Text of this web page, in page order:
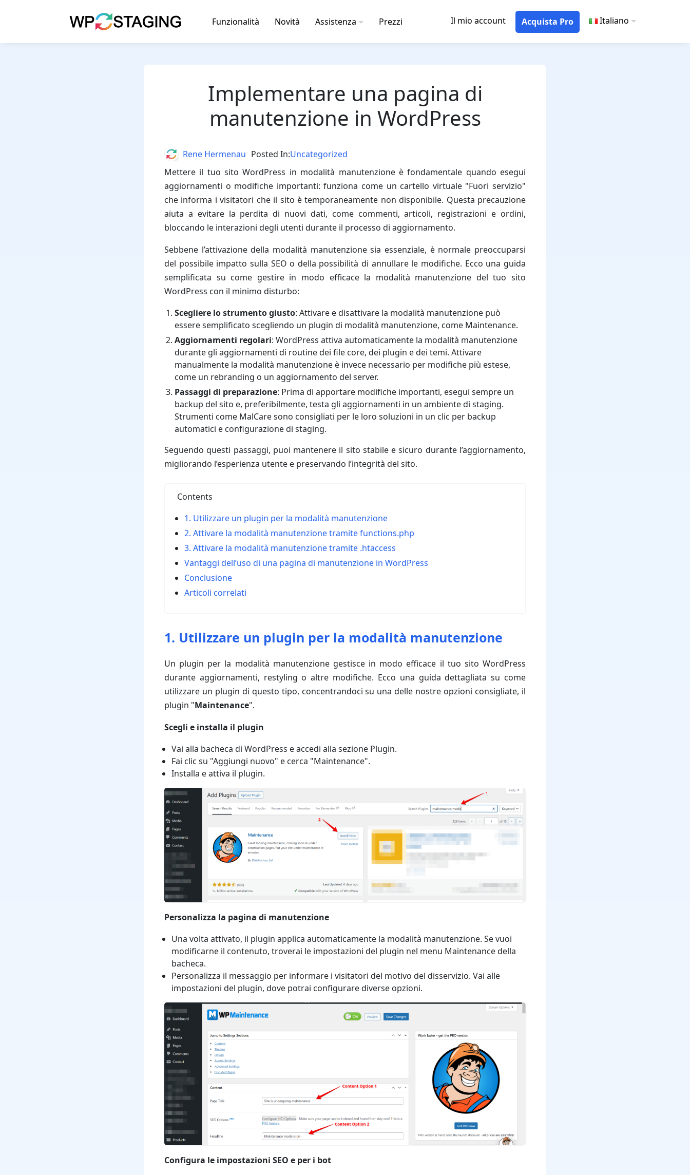
Funzionalità Novità Assistenza Prezzi Il mio account Acquista Pro Italiano
Implementare una pagina di
manutenzione in WordPress
Mettere il tuo sito WordPress in modalità manutenzione è fondamentale quando esegui
aggiornamenti o modifiche importanti: funziona come un cartello virtuale "Fuori servizio"
che informa i visitatori che il sito è temporaneamente non disponibile. Questa precauzione
aiuta a evitare la perdita di nuovi dati, come commenti, articoli, registrazioni e ordini,
bloccando le interazioni degli utenti durante il processo di aggiornamento.
Sebbene l’attivazione della modalità manutenzione sia essenziale, è normale preoccuparsi
del possibile impatto sulla SEO o della possibilità di annullare le modifiche. Ecco una guida
semplificata su come gestire in modo efficace la modalità manutenzione del tuo sito
WordPress con il minimo disturbo:
Scegliere lo strumento giusto: Attivare e disattivare la modalità manutenzione può
essere semplificato scegliendo un plugin di modalità manutenzione, come Maintenance.
Aggiornamenti regolari: WordPress attiva automaticamente la modalità manutenzione
durante gli aggiornamenti di routine dei file core, dei plugin e dei temi. Attivare
manualmente la modalità manutenzione è invece necessario per modifiche più estese,
come un rebranding o un aggiornamento del server.
Passaggi di preparazione: Prima di apportare modifiche importanti, esegui sempre un
backup del sito e, preferibilmente, testa gli aggiornamenti in un ambiente di staging.
Strumenti come MalCare sono consigliati per le loro soluzioni in un clic per backup
automatici e configurazione di staging.
Seguendo questi passaggi, puoi mantenere il sito stabile e sicuro durante l’aggiornamento,
migliorando l’esperienza utente e preservando l’integrità del sito.
Contents
1. Utilizzare un plugin per la modalità manutenzione
2. Attivare la modalità manutenzione tramite functions.php
3. Attivare la modalità manutenzione tramite .htaccess
Vantaggi dell’uso di una pagina di manutenzione in WordPress
Conclusione
Articoli correlati
1. Utilizzare un plugin per la modalità manutenzione
Un plugin per la modalità manutenzione gestisce in modo efficace il tuo sito WordPress
durante aggiornamenti, restyling o altre modifiche. Ecco una guida dettagliata su come
utilizzare un plugin di questo tipo, concentrandoci su una delle nostre opzioni consigliate, il
plugin "Maintenance".
Scegli e installa il plugin
Vai alla bacheca di WordPress e accedi alla sezione Plugin.
Fai clic su "Aggiungi nuovo" e cerca "Maintenance".
Installa e attiva il plugin.
Personalizza la pagina di manutenzione
Una volta attivato, il plugin applica automaticamente la modalità manutenzione. Se vuoi
modificarne il contenuto, troverai le impostazioni del plugin nel menu Maintenance della
bacheca.
Personalizza il messaggio per informare i visitatori del motivo del disservizio. Vai alle
impostazioni del plugin, dove potrai configurare diverse opzioni.
Configura le impostazioni SEO e per i bot
AuthorRene Hermenau Posted In:Uncategorized